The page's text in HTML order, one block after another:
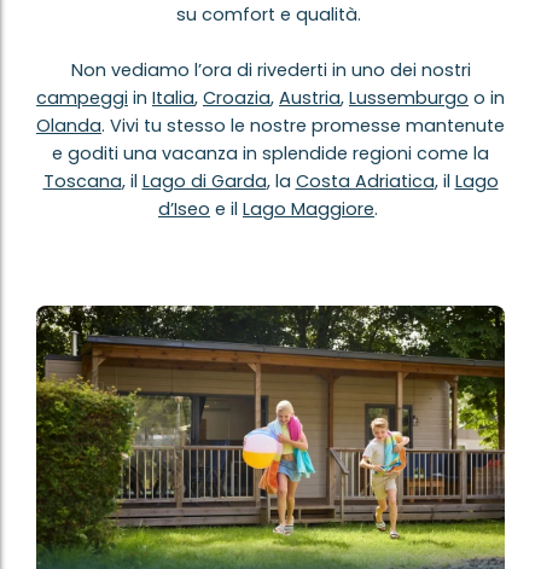
su comfort e qualità.
Non vediamo l’ora di rivederti in uno dei nostri
campeggi in Italia, Croazia, Austria, Lussemburgo o in
Olanda. Vivi tu stesso le nostre promesse mantenute
e goditi una vacanza in splendide regioni come la
Toscana, il Lago di Garda, la Costa Adriatica, il Lago
d’Iseo e il Lago Maggiore.